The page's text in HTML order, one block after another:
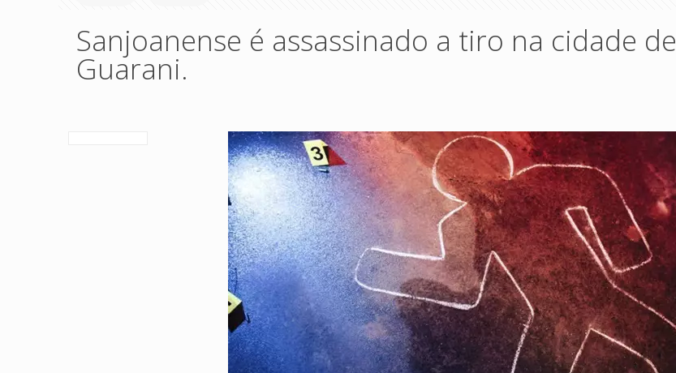
Sanjoanense é assassinado a tiro na cidade de
Guarani.